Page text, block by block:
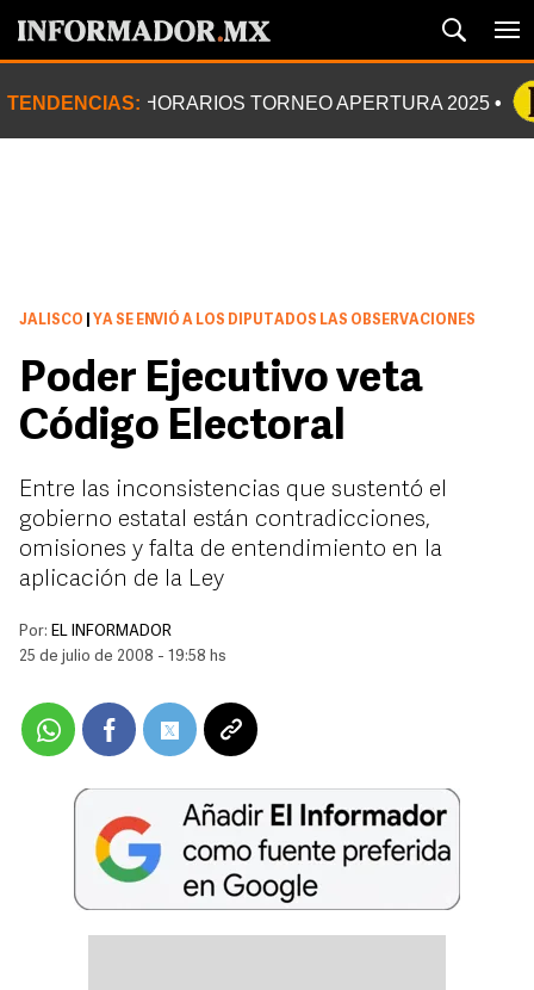
TENDENCIAS: HORARIOS TORNEO APERTURA 2025
JALISCO YA SE ENVIÓ A LOS DIPUTADOS LAS OBSERVACIONES
Poder Ejecutivo veta
Código Electoral
Entre las inconsistencias que sustentó el
gobierno estatal están contradicciones,
omisiones y falta de entendimiento en la
aplicación de la Ley
Por: EL INFORMADOR
25 de julio de 2008 - 19:58 hs